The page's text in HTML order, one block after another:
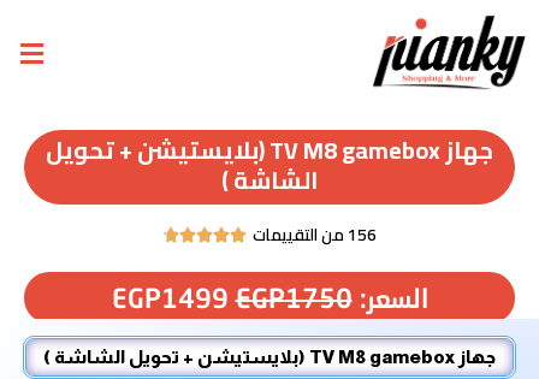
جهاز TV M8 gamebox (بلايستيشن + تحويل
الشاشة )
156 من التقييمات 




السعر: EGP1750
EGP1499
جهاز TV M8 gamebox (بلايستيشن + تحويل الشاشة )